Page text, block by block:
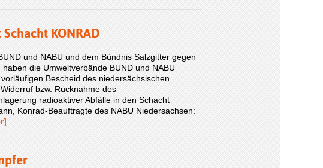
KONRAD
und NABU und dem Bündnis Salzgitter gegen
die Umweltverbände BUND und NABU
Bescheid des niedersächsischen
bzw. Rücknahme des
radioaktiver Abfälle in den Schacht
Konrad-Beauftragte des NABU Niedersachsen: